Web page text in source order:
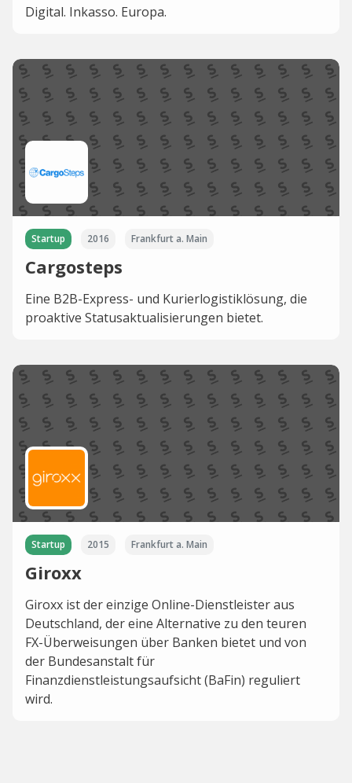
Digital. Inkasso. Europa.
Startup 2016 Frankfurt a. Main
Cargosteps
Eine B2B-Express- und Kurierlogistiklösung, die
proaktive Statusaktualisierungen bietet.
Startup 2015 Frankfurt a. Main
Giroxx
Giroxx ist der einzige Online-Dienstleister aus
Deutschland, der eine Alternative zu den teuren
FX-Überweisungen über Banken bietet und von
der Bundesanstalt für
Finanzdienstleistungsaufsicht (BaFin) reguliert
wird.